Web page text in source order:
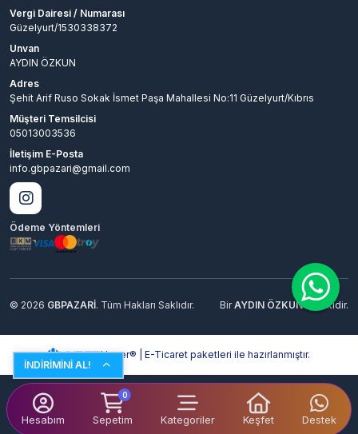
İNDİRİMİNİ AL!
Hesabım
0
Sepetim Kategoriler Keşfet Destek
Vergi Dairesi / Numarası
Güzelyurt/1530338372
Unvan
AYDIN ÖZKUN
Adres
Şehit Arif Ruso Sokak İsmet Paşa Mahallesi No:11 Güzelyurt/Kıbrıs
Müşteri Temsilcisi
05013003536
İletişim E-Posta
info.gbpazari@gmail.com
Ödeme Yöntemleri
© 2026 GBPAZARİ. Tüm Hakları Saklıdır. BirAYDIN ÖZKUNİştirakidir.
Hyper® | E-Ticaret paketleri ile hazırlanmıştır.